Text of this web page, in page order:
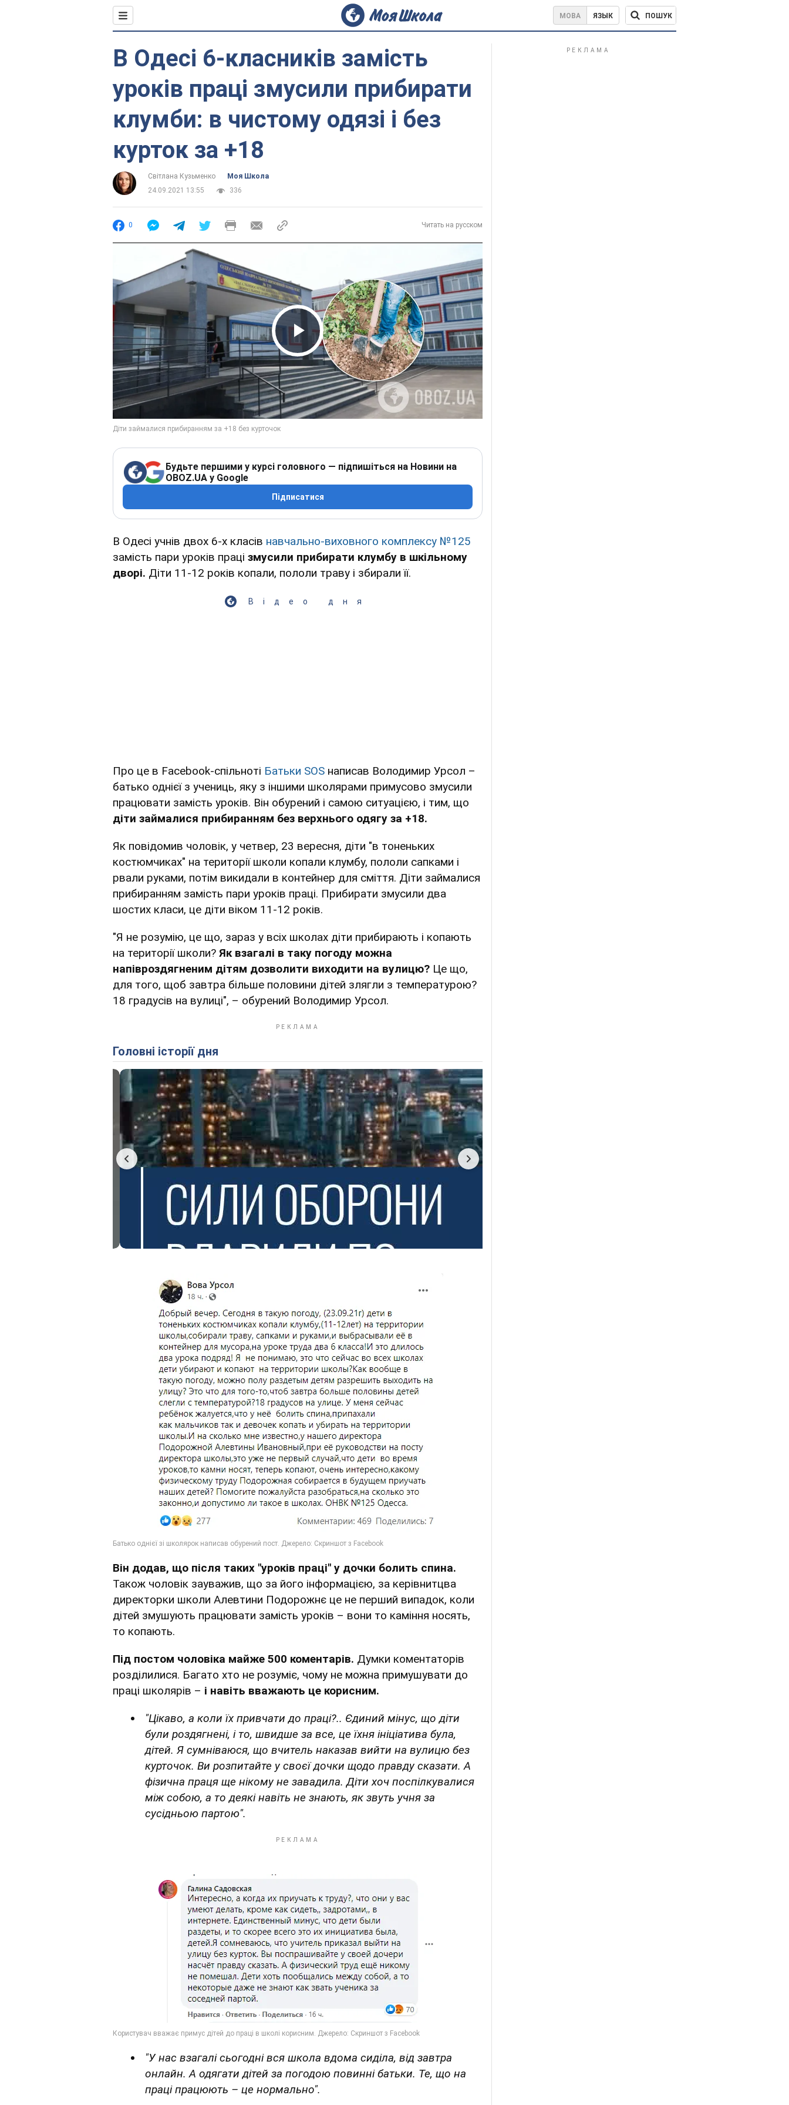
МОВА ЯЗЫК ПОШУК
В Одесі 6-класників замість
уроків праці змусили прибирати
клумби: в чистому одязі і без
курток за +18
Світлана Кузьменко
Моя Школа
24.09.2021 13:55
336
0 Читать на русском
Play Video
Будьте першими у курсі головного — підпишіться на Новини на
OBOZ.UA у Google
Підписатися
В Одесі учнів двох 6-х класів навчально-виховного комплексу №125
замість пари уроків праці змусили прибирати клумбу в шкільному
дворі. Діти 11-12 років копали, пололи траву і збирали її.
Відео дня
Про це в Facebook-спільноті Батьки SOS написав Володимир Урсол –
батько однієї з учениць, яку з іншими школярами примусово змусили
працювати замість уроків. Він обурений і самою ситуацією, і тим, що
діти займалися прибиранням без верхнього одягу за +18.
Як повідомив чоловік, у четвер, 23 вересня, діти "в тоненьких
костюмчиках" на території школи копали клумбу, пололи сапками і
рвали руками, потім викидали в контейнер для сміття. Діти займалися
прибиранням замість пари уроків праці. Прибирати змусили два
шостих класи, це діти віком 11-12 років.
"Я не розумію, це що, зараз у всіх школах діти прибирають і копають
на території школи? Як взагалі в таку погоду можна
напівроздягненим дітям дозволити виходити на вулицю? Це що,
для того, щоб завтра більше половини дітей злягли з температурою?
18 градусів на вулиці", – обурений Володимир Урсол.
Головні історії дня
Він додав, що після таких "уроків праці" у дочки болить спина.
Також чоловік зауважив, що за його інформацією, за керівнитцва
директорки школи Алевтини Подорожнє це не перший випадок, коли
дітей змушують працювати замість уроків – вони то каміння носять,
то копають.
Під постом чоловіка майже 500 коментарів. Думки коментаторів
розділилися. Багато хто не розуміє, чому не можна примушувати до
праці школярів – і навіть вважають це корисним.
"Цікаво, а коли їх привчати до праці?.. Єдиний мінус, що діти
були роздягнені, і то, швидше за все, це їхня ініціатива була,
дітей. Я сумніваюся, що вчитель наказав вийти на вулицю без
курточок. Ви розпитайте у своєї дочки щодо правду сказати. А
фізична праця ще нікому не завадила. Діти хоч поспілкувалися
між собою, а то деякі навіть не знають, як звуть учня за
сусідньою партою".
"У нас взагалі сьогодні вся школа вдома сиділа, від завтра
онлайн. А одягати дітей за погодою повинні батьки. Те, що на
праці працюють – це нормально".